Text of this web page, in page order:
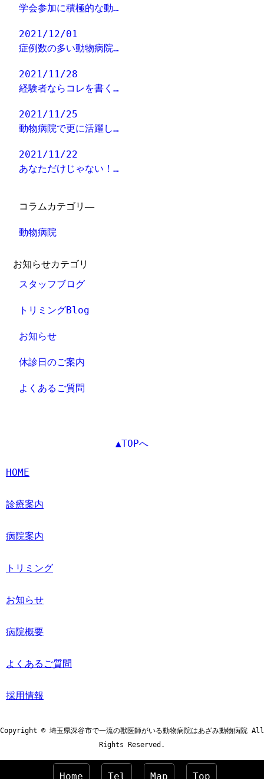
学会参加に積極的な動…
2021/12/01
症例数の多い動物病院…
2021/11/28
経験者ならコレを書く…
2021/11/25
動物病院で更に活躍し…
2021/11/22
あなただけじゃない！…
コラムカテゴリ―
動物病院
お知らせカテゴリ
スタッフブログ
トリミングBlog
お知らせ
休診日のご案内
よくあるご質問
▲TOPへ
HOME
診療案内
病院案内
トリミング
お知らせ
病院概要
よくあるご質問
採用情報
Copyright © 埼玉県深谷市で一流の獣医師がいる動物病院はあざみ動物病院 All
Rights Reserved.
Home Tel Map Top